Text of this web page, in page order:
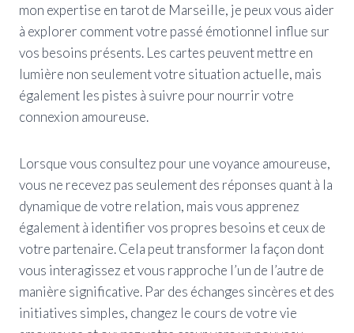
mon expertise en tarot de Marseille, je peux vous aider
à explorer comment votre passé émotionnel influe sur
vos besoins présents. Les cartes peuvent mettre en
lumière non seulement votre situation actuelle, mais
également les pistes à suivre pour nourrir votre
connexion amoureuse.
Lorsque vous consultez pour une voyance amoureuse,
vous ne recevez pas seulement des réponses quant à la
dynamique de votre relation, mais vous apprenez
également à identifier vos propres besoins et ceux de
votre partenaire. Cela peut transformer la façon dont
vous interagissez et vous rapproche l’un de l’autre de
manière significative. Par des échanges sincères et des
initiatives simples, changez le cours de votre vie